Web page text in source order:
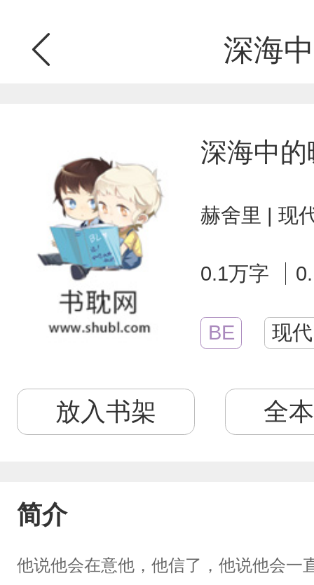
深海
深海中的
赫舍里 | 现
0.1万字
BE 现代
放入书架 全
简介
他说他会在意他，他信了，他说他会一